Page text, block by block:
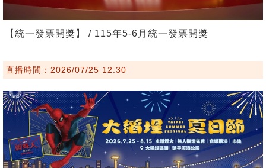
【統一發票開獎】 / 115年5-6月統一發票開獎
直播時間：2026/07/25 12:30